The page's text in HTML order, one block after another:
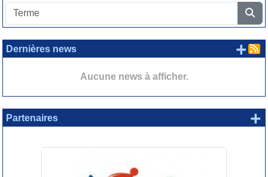
Dernières news
Aucune news à afficher.
+
Partenaires +